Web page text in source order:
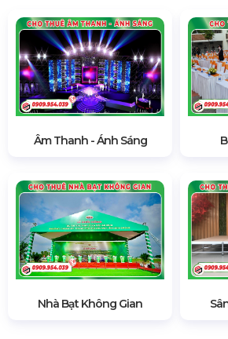
Âm Thanh - Ánh Sáng
Nhà Bạt Không Gian